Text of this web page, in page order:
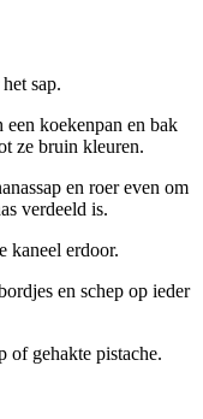
sap.
een koekenpan en bak
ze bruin kleuren.
en roer even om
verdeeld is.
kaneel erdoor.
en schep op ieder
of gehakte pistache.